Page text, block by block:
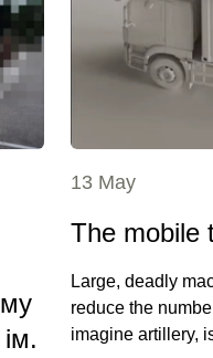
13 May
The mobile
Large, deadly
reduce the
imagine artillery,